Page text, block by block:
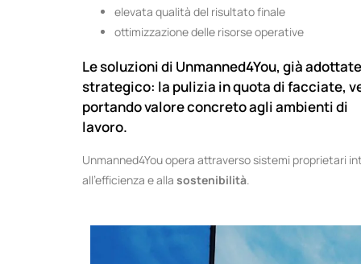
elevata qualità del risultato finale
ottimizzazione delle risorse operative
Le soluzioni di Unmanned4You, già
strategico: la pulizia in quota di facciate,
portando valore concreto agli ambienti di
lavoro.
Unmanned4You opera attraverso sistemi proprietari
all’efficienza e alla sostenibilità.